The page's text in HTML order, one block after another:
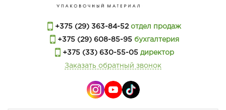
+375 (29) 363-84-52 отдел продаж
+375 (29) 608-85-95бухгалтерия
+375 (33) 630-55-05директор
Заказать обратный звонок